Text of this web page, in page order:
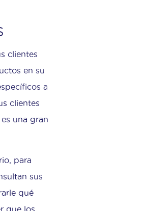
clientes
en su
a
clientes
una gran
para
sus
qué
que los